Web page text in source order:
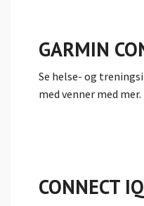
GARMIN
Se helse- og
med venner med mer.
CONNECT IQ